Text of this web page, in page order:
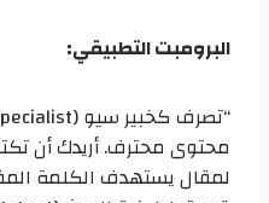
البرومبت التطبيقي:
محتوى محترف. أريدك أن
لمقال يستهدف الكلمة